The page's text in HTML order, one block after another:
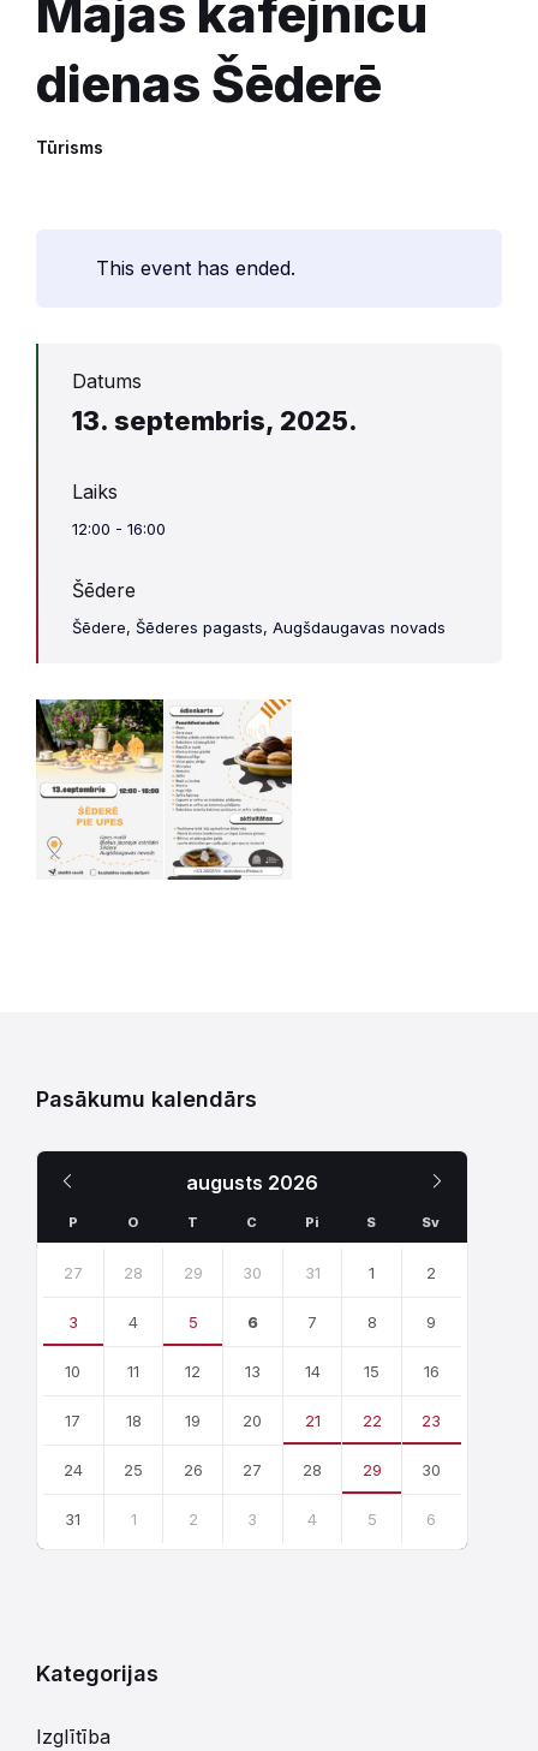
Mājas kafejnīcu
dienas Šēderē
Tūrisms
This event has ended.
Datums
13. septembris, 2025.
Laiks
12:00 - 16:00
Šēdere
Šēdere, Šēderes pagasts, Augšdaugavas novads
Pasākumu kalendārs
augusts 2026
Mēnesis
P O T C Pi S Sv
calendar
27 28 29 30 31 1 2
3 4 5 6 7 8 9
10 11 12 13 14 15 16
17 18 19 20 21 22 23
24 25 26 27 28 29 30
31 1 2 3 4 5 6
Kategorijas
Izglītība